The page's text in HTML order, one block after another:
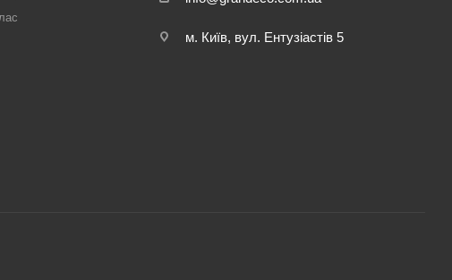
м. Київ, вул. Ентузіастів 5